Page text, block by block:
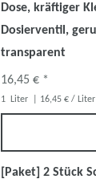
Dose, kräftiger
Dosierventil,
transparent
16,45 € *
1 Liter | 16,45 € / Liter
[Paket] 2 Stück